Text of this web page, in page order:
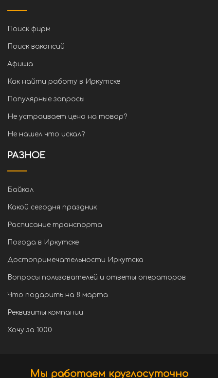
Поиск фирм
Поиск вакансий
Афиша
Как найти работу в Иркутске
Популярные запросы
Не устраивает цена на товар?
Не нашел что искал?
РАЗНОЕ
Байкал
Какой сегодня праздник
Расписание транспорта
Погода в Иркутске
Достопримечательности Иркутска
Вопросы пользователей и ответы операторов
Что подарить на 8 марта
Реквизиты компании
Хочу за 1000
Мы работаем круглосуточно